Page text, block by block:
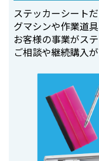
ステッカーシート
グマシンや作業道
お客様の事業がス
ご相談や継続購入が